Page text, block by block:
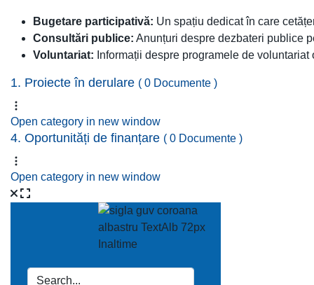
Bugetare participativă: Un spațiu dedicat în care
Consultări publice: Anunțuri despre dezbateri publice
Voluntariat: Informații despre programele de
1. Proiecte în derulare ( 0 Documente )
Open category in new window
4. Oportunități de finanțare ( 0 Documente )
Open category in new window